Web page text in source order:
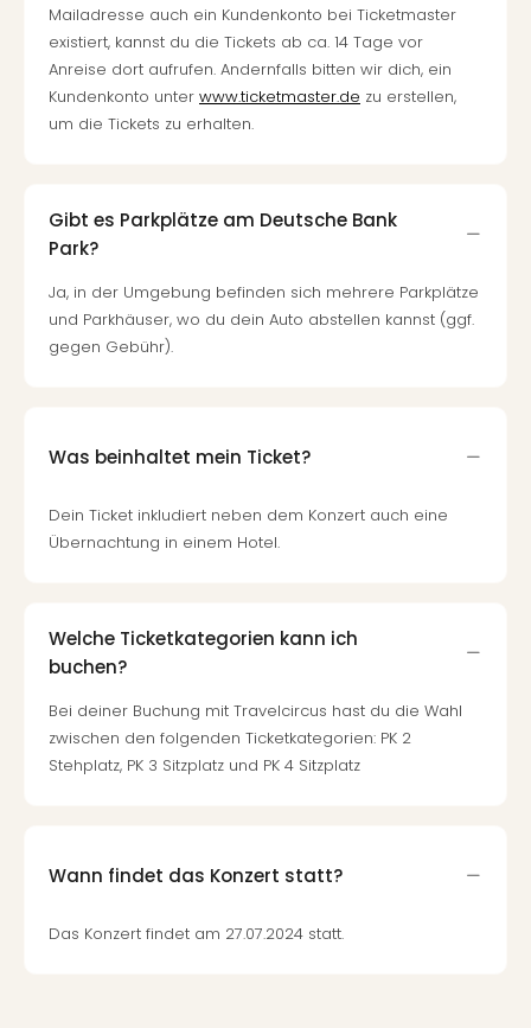
Mailadresse auch ein Kundenkonto bei Ticketmaster
existiert, kannst du die Tickets ab ca. 14 Tage vor
Anreise dort aufrufen. Andernfalls bitten wir dich, ein
Kundenkonto unter www.ticketmaster.de zu erstellen,
um die Tickets zu erhalten.
Gibt es Parkplätze am Deutsche Bank
Park?
Ja, in der Umgebung befinden sich mehrere Parkplätze
und Parkhäuser, wo du dein Auto abstellen kannst (ggf.
gegen Gebühr).
Was beinhaltet mein Ticket?
Dein Ticket inkludiert neben dem Konzert auch eine
Übernachtung in einem Hotel.
Welche Ticketkategorien kann ich
buchen?
Bei deiner Buchung mit Travelcircus hast du die Wahl
zwischen den folgenden Ticketkategorien: PK 2
Stehplatz, PK 3 Sitzplatz und PK 4 Sitzplatz
Wann findet das Konzert statt?
Das Konzert findet am 27.07.2024 statt.